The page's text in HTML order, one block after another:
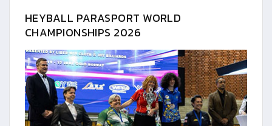
HEYBALL PARASPORT WORLD
CHAMPIONSHIPS 2026